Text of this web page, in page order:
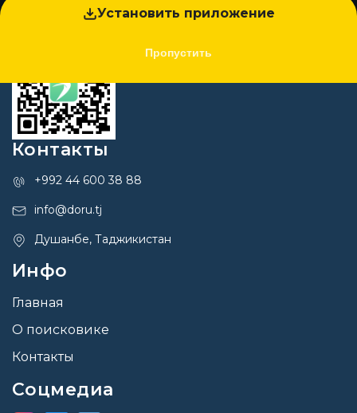
Установить приложение
Пропустить
Контакты
+992 44 600 38 88
info@doru.tj
Душанбе, Таджикистан
Инфо
Главная
О поисковике
Контакты
Соцмедиа